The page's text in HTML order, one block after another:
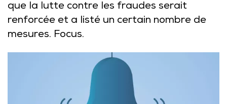
que la lutte contre les fraudes serait
renforcée et a listé un certain nombre de
mesures. Focus.